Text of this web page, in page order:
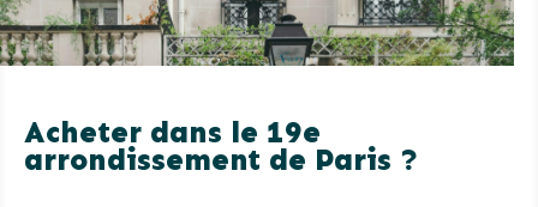
Acheter dans le 19e
arrondissement de Paris ?